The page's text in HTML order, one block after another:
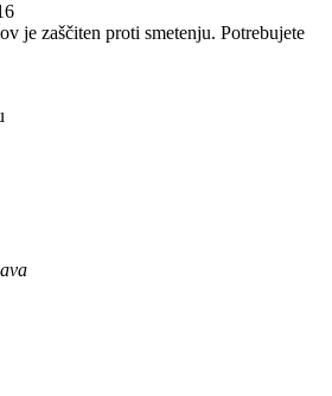
je zaščiten proti smetenju. Potrebujete